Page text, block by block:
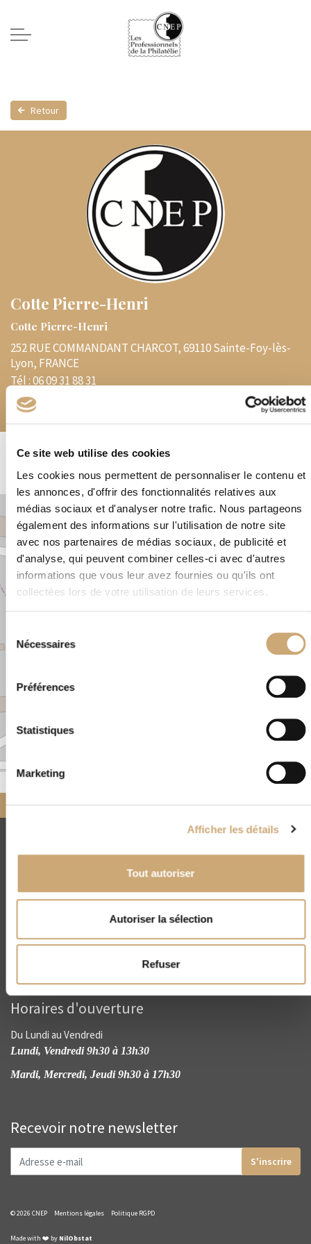
Ce site web utilise des cookies
Les cookies nous permettent de personnaliser le contenu et
les annonces, d'offrir des fonctionnalités relatives aux
médias sociaux et d'analyser notre trafic. Nous partageons
également des informations sur l'utilisation de notre site
avec nos partenaires de médias sociaux, de publicité et
d'analyse, qui peuvent combiner celles-ci avec d'autres
informations que vous leur avez fournies ou qu'ils ont
collectées lors de votre utilisation de leurs services.
Nécessaires
Préférences
Statistiques
Marketing
Afficher les détails
Tout autoriser
Autoriser la sélection
Refuser
Retour
Cotte Pierre-Henri
Cotte Pierre-Henri
252 RUE COMMANDANT CHARCOT, 69110 Sainte-Foy-lès-
Lyon, FRANCE
Tél :06 09 31 88 31
E-mail :
252 RUE COMMANDANT CHARCOT, 69110
Sainte-Foy-lès-Lyon, FRANCE
+
−
OpenStreetMap
Accueil Nos négociants partenaires Cotte Pierre-Henri
Horaires d'ouverture
Du Lundi au Vendredi
Lundi, Vendredi 9h30 à 13h30
Mardi, Mercredi, Jeudi 9h30 à 17h30
Recevoir notre newsletter
S'inscrire
© 2026 CNEP Mentions légales Politique RGPD
Made with ❤️ by NilObstat